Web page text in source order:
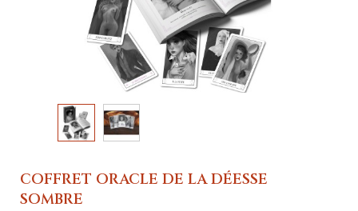
COFFRET ORACLE DE LA DÉESSE
SOMBRE